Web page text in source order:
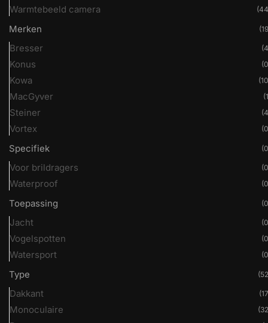
Warmtebeeld camera
Merken
Bresser
Konus
Kowa
MacGyver
Steiner
Vortex
Specifiek
Voor brildragers
Waterproof
Toepassing
Jacht
Vogelspotten
Watersport
Type
Dakkant
Monoculaire